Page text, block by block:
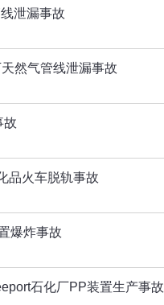
泄漏事故
然气管线泄漏事故
故
品火车脱轨事故
爆炸事故
石化厂PP装置生产事故